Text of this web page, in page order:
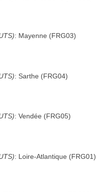
: Mayenne (FRG03)
: Sarthe (FRG04)
:Vendée (FRG05)
: Loire-Atlantique (FRG01)